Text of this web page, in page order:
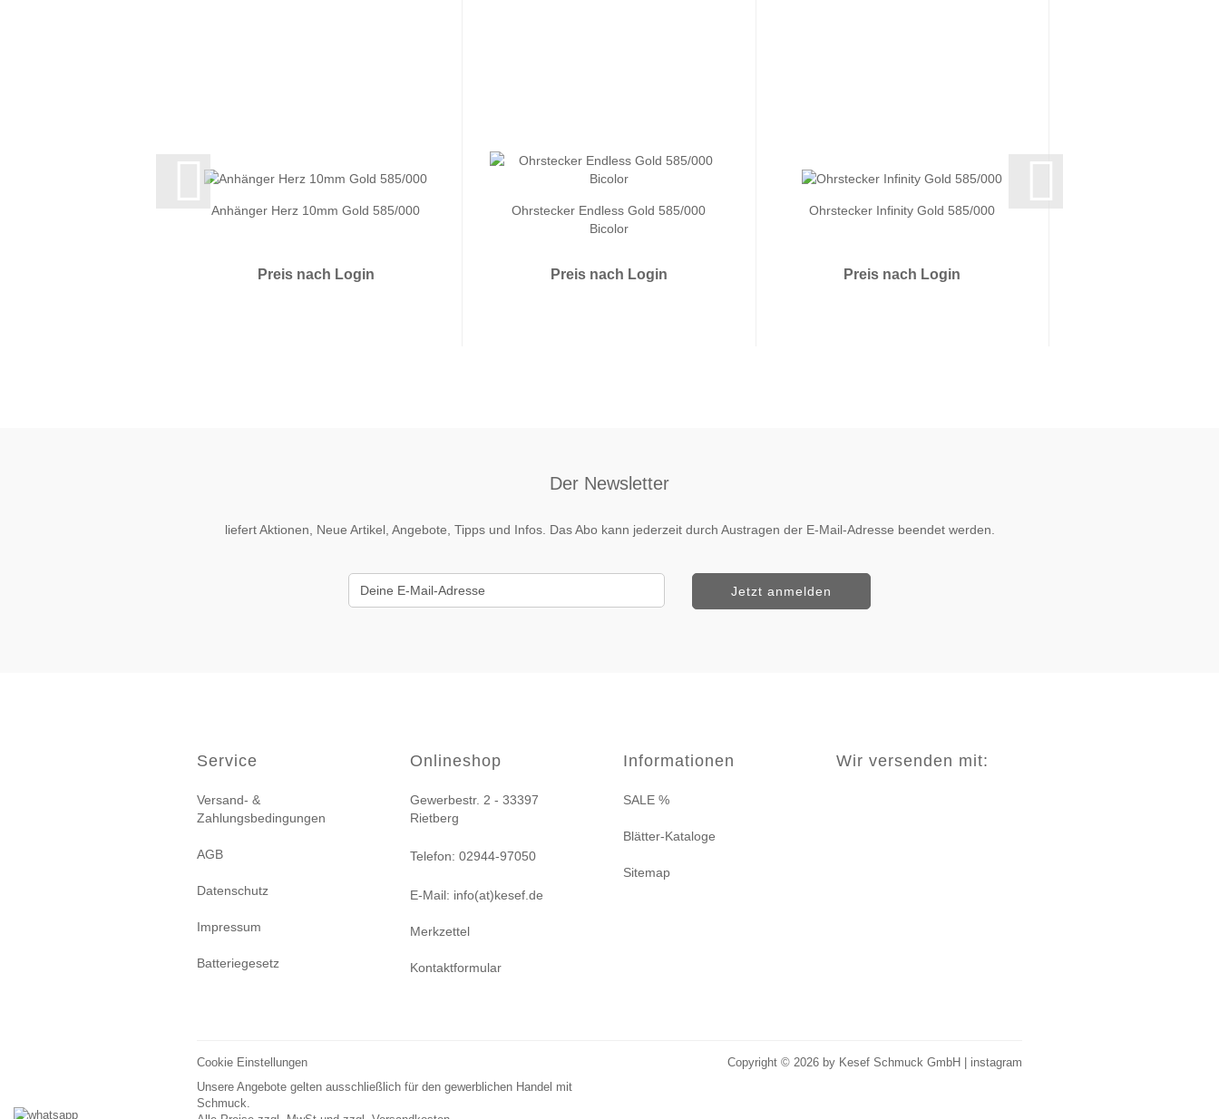
Anhänger Herz 10mm Gold 585/000
Preis nach Login
Ohrstecker Endless Gold 585/000
Bicolor
Preis nach Login
Ohrstecker Infinity Gold 585/000
Preis nach Login
Der Newsletter
liefert Aktionen, Neue Artikel, Angebote, Tipps und Infos. Das Abo kann jederzeit durch Austragen der E-Mail-Adresse beendet werden.
Service
Versand- &
Zahlungsbedingungen
AGB
Datenschutz
Impressum
Batteriegesetz
Onlineshop
Gewerbestr. 2 - 33397
Rietberg
Telefon: 02944-97050
E-Mail: info(at)kesef.de
Merkzettel
Kontaktformular
Informationen
SALE %
Blätter-Kataloge
Sitemap
Wir versenden mit:
Cookie Einstellungen
Unsere Angebote gelten ausschließlich für den gewerblichen Handel mit
Schmuck.
Copyright © 2026 by Kesef Schmuck GmbH | instagram